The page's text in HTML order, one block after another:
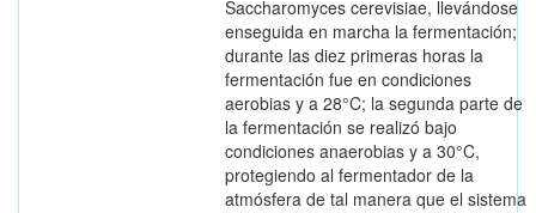
Saccharomyces cerevisiae, llevándose
enseguida en marcha la fermentación;
durante las diez primeras horas la
fermentación fue en condiciones
aerobias y a 28°C; la segunda parte de
la fermentación se realizó bajo
condiciones anaerobias y a 30°C,
protegiendo al fermentador de la
atmósfera de tal manera que el sistema